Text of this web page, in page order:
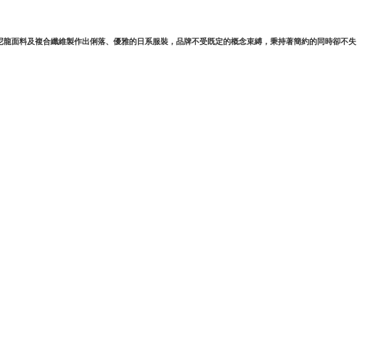
面料及複合纖維製作出俐落、優雅的日系服裝，品牌不受既定的概念束縛，秉持著簡約的同時卻不失